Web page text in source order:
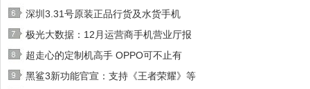
深圳3.31号原装正品行货及水货手机
极光大数据：12月运营商手机营业厅报
超走心的定制机高手 OPPO可不止有
黑鲨3新功能官宣：支持《王者荣耀》等